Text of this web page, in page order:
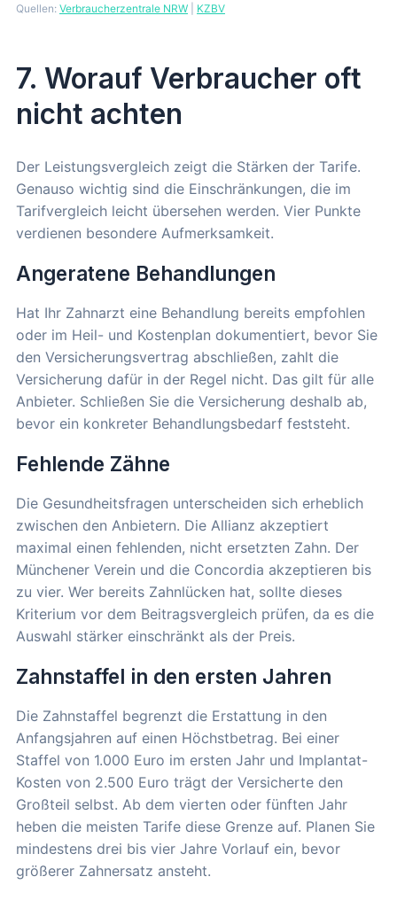
Quellen: Verbraucherzentrale NRW KZBV
7. Worauf Verbraucher oft
nicht achten
Der Leistungsvergleich zeigt die Stärken der Tarife.
Genauso wichtig sind die Einschränkungen, die im
Tarifvergleich leicht übersehen werden. Vier Punkte
verdienen besondere Aufmerksamkeit.
Angeratene Behandlungen
Hat Ihr Zahnarzt eine Behandlung bereits empfohlen
oder im Heil- und Kostenplan dokumentiert, bevor Sie
den Versicherungsvertrag abschließen, zahlt die
Versicherung dafür in der Regel nicht. Das gilt für alle
Anbieter. Schließen Sie die Versicherung deshalb ab,
bevor ein konkreter Behandlungsbedarf feststeht.
Fehlende Zähne
Die Gesundheitsfragen unterscheiden sich erheblich
zwischen den Anbietern. Die Allianz akzeptiert
maximal einen fehlenden, nicht ersetzten Zahn. Der
Münchener Verein und die Concordia akzeptieren bis
zu vier. Wer bereits Zahnlücken hat, sollte dieses
Kriterium vor dem Beitragsvergleich prüfen, da es die
Auswahl stärker einschränkt als der Preis.
Zahnstaffel in den ersten Jahren
Die Zahnstaffel begrenzt die Erstattung in den
Anfangsjahren auf einen Höchstbetrag. Bei einer
Staffel von 1.000 Euro im ersten Jahr und Implantat-
Kosten von 2.500 Euro trägt der Versicherte den
Großteil selbst. Ab dem vierten oder fünften Jahr
heben die meisten Tarife diese Grenze auf. Planen Sie
mindestens drei bis vier Jahre Vorlauf ein, bevor
größerer Zahnersatz ansteht.